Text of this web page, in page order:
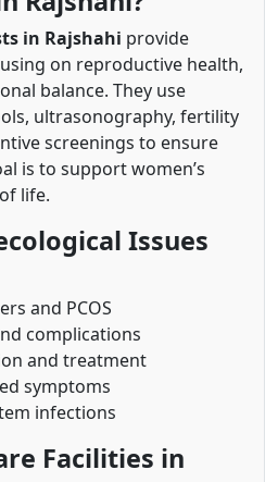
in Rajshahi provide
on reproductive health,
balance. They use
ultrasonography, fertility
screenings to ensure
is to support women’s
life.
Issues
and PCOS
complications
and treatment
symptoms
infections
Facilities in